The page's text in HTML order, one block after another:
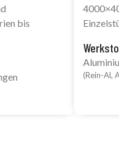
bis
(Rein-Al,